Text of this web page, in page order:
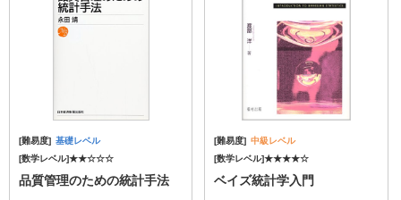
[難易度] 基礎レベル
[数学レベル]★★☆☆☆
品質管理のための統計手法
[難易度] 中級レベル
[数学レベル]★★★★☆
ベイズ統計学入門